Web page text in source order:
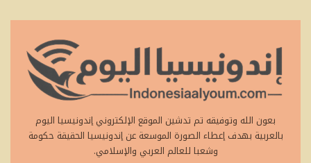
بعون الله وتوفيقه تم تدشين الموقع الإلكتروني إندونيسيا اليوم
بالعربية بهدف إعطاء الصورة الموسعة عن إندونيسيا الحقيقة حكومة
وشعبا للعالم العربي والإسلامي.